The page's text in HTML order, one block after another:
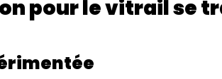
pour le vitrail se